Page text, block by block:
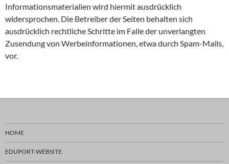
Informationsmaterialien wird hiermit ausdrücklich
widersprochen. Die Betreiber der Seiten behalten sich
ausdrücklich rechtliche Schritte im Falle der unverlangten
Zusendung von Werbeinformationen, etwa durch Spam-Mails,
vor.
HOME
EDUPORT-WEBSITE